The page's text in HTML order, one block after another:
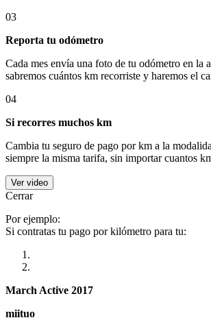
03
Reporta tu odómetro
Cada mes envía una foto de tu odómetro en la
sabremos cuántos km recorriste y haremos el
04
Si recorres muchos km
Cambia tu seguro de pago por km a la
siempre la misma tarifa, sin importar cuantos
Ver video
Cerrar
Por ejemplo:
Si contratas tu pago por kilómetro para tu:
March Active 2017
miituo